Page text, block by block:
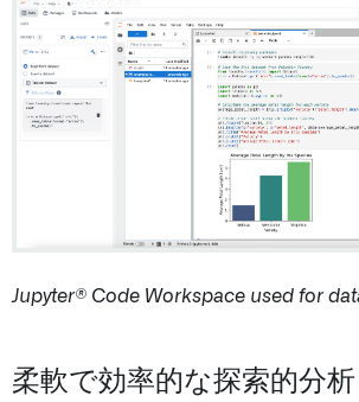
Jupyter® Code Workspace used for
柔軟で効率的な探索的分析